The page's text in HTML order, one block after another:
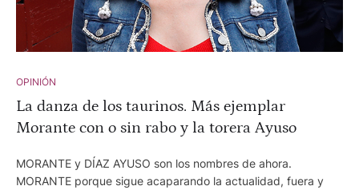
OPINIÓN
La danza de los taurinos. Más ejemplar
Morante con o sin rabo y la torera Ayuso
MORANTE y DÍAZ AYUSO son los nombres de ahora.
MORANTE porque sigue acaparando la actualidad, fuera y